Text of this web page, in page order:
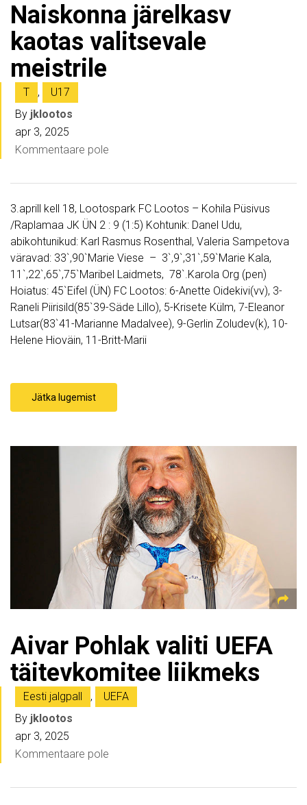
Naiskonna järelkasv
kaotas valitsevale
meistrile
T ,
U17
By jklootos
apr 3, 2025
Kommentaare pole
3.aprill kell 18, Lootospark FC Lootos – Kohila Püsivus
/Raplamaa JK ÜN 2 : 9 (1:5) Kohtunik: Danel Udu,
abikohtunikud: Karl Rasmus Rosenthal, Valeria Sampetova
väravad: 33`,90`Marie Viese – 3`,9`,31`,59`Marie Kala,
11`,22`,65`,75`Maribel Laidmets, 78`.Karola Org (pen)
Hoiatus: 45`Eifel (ÜN) FC Lootos: 6-Anette Oidekivi(vv), 3-
Raneli Piirisild(85`39-Säde Lillo), 5-Krisete Külm, 7-Eleanor
Lutsar(83`41-Marianne Madalvee), 9-Gerlin Zoludev(k), 10-
Helene Hioväin, 11-Britt-Marii
Jätka lugemist
Aivar Pohlak valiti UEFA
täitevkomitee liikmeks
Eesti jalgpall ,
UEFA
By jklootos
apr 3, 2025
Kommentaare pole